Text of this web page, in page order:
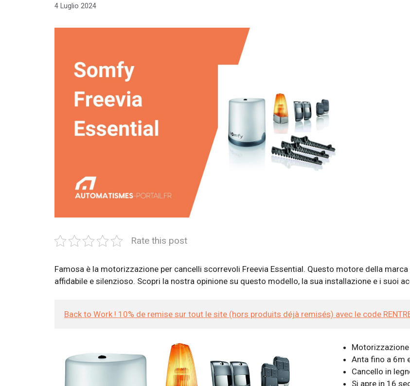
4 Luglio 2024
Rate this post
Famosa è la motorizzazione per cancelli scorrevoli Freevia Essential. Questo motore della
affidabile e silenzioso. Scopri la nostra opinione su questo modello, la sua installazione e i suoi
Back to Work ! 10% de remise sur tout le site (hors produits déjà remisés) avec le code
Anta fino a 6m
Cancello in
Si apre in 16